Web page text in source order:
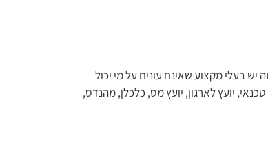
פטור 2023, התשובה הנכונה נכון לשנת 2023, כל מי שמרוויח פחות מ ₪100,187 לשנה. חוץ מזה יש בעלי מקצוע שאינם עונים על מי יכול
יועץ לארגון, יועץ מס, כלכלן, מהנדס,